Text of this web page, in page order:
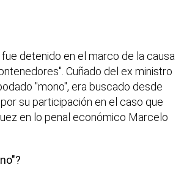
detenido en el marco de la causa
Cuñado del ex ministro
"mono", era buscado desde
su participación en el caso que
en lo penal económico Marcelo